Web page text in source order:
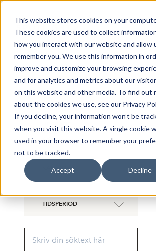
This website stores cookies on your
These cookies are used to collect
how you interact with our website and allow
remember you. We use this information in
improve and customize your browsing
and for analytics and metrics about our
on this website and other media. To find out
about the cookies we use, see our Privacy
If you decline, your information won’t be
when you visit this website. A single cookie
used in your browser to remember your
not to be tracked.
Accept Decline
NYHETER ÖVERSIKT
Visa även historiska bolag
UPGRADE
INVEST NORDIC
AB
×
KATEGORI
TIDSPERIOD